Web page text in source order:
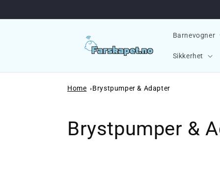
Barnevogner
Sikkerhet
Home Brystpumper & Adapter
Samling:
Brystpumper &